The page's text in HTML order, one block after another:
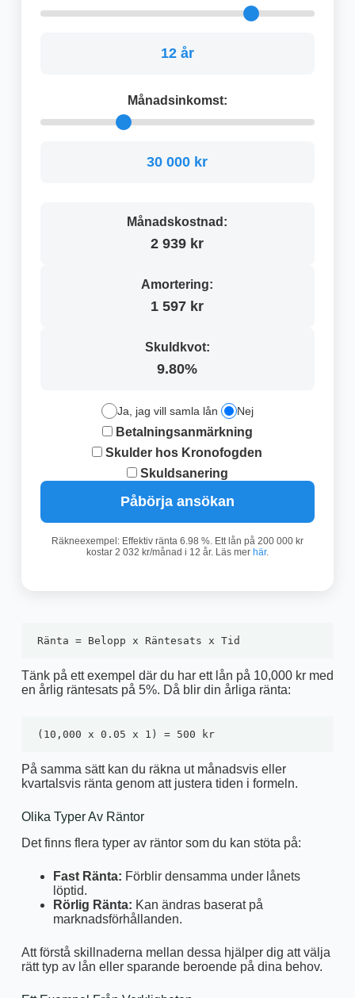
12 år
Månadsinkomst:
30 000 kr
Månadskostnad:
2 939 kr
Amortering:
1 597 kr
Skuldkvot:
9.80%
Ja, jag vill samla lån Nej
Betalningsanmärkning
Skulder hos Kronofogden
Skuldsanering
Påbörja ansökan
Räkneexempel: Effektiv ränta 6.98 %. Ett lån på 200 000 kr
kostar 2 032 kr/månad i 12 år. Läs mer här.
Ränta = Belopp x Räntesats x Tid
Tänk på ett exempel där du har ett lån på 10,000 kr med
en årlig räntesats på 5%. Då blir din årliga ränta:
(10,000 x 0.05 x 1) = 500 kr
På samma sätt kan du räkna ut månadsvis eller
kvartalsvis ränta genom att justera tiden i formeln.
Olika Typer Av Räntor
Det finns flera typer av räntor som du kan stöta på:
Fast Ränta: Förblir densamma under lånets
löptid.
Rörlig Ränta: Kan ändras baserat på
marknadsförhållanden.
Att förstå skillnaderna mellan dessa hjälper dig att välja
rätt typ av lån eller sparande beroende på dina behov.